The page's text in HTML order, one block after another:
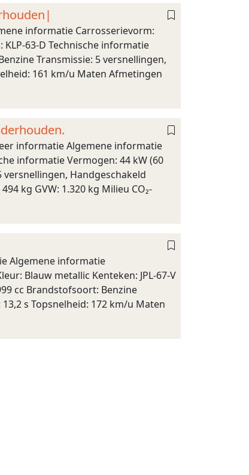
informatie Carrosserievorm:
63-D Technische informatie
Transmissie: 5 versnellingen,
161 km/u Maten Afmetingen
informatie Algemene informatie
informatie Vermogen: 44 kW (60
Handgeschakeld
kg GVW: 1.320 kg Milieu CO₂-
Algemene informatie
Blauw metallic Kenteken: JPL-67-V
cc Brandstofsoort: Benzine
s Topsnelheid: 172 km/u Maten